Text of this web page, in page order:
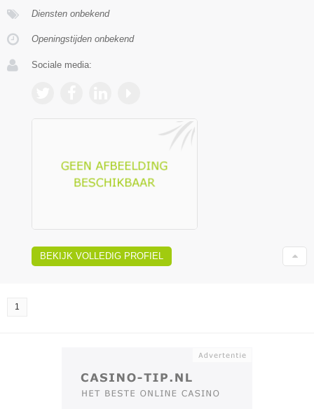
Diensten onbekend
Openingstijden onbekend
Sociale media:
BEKIJK VOLLEDIG PROFIEL
1